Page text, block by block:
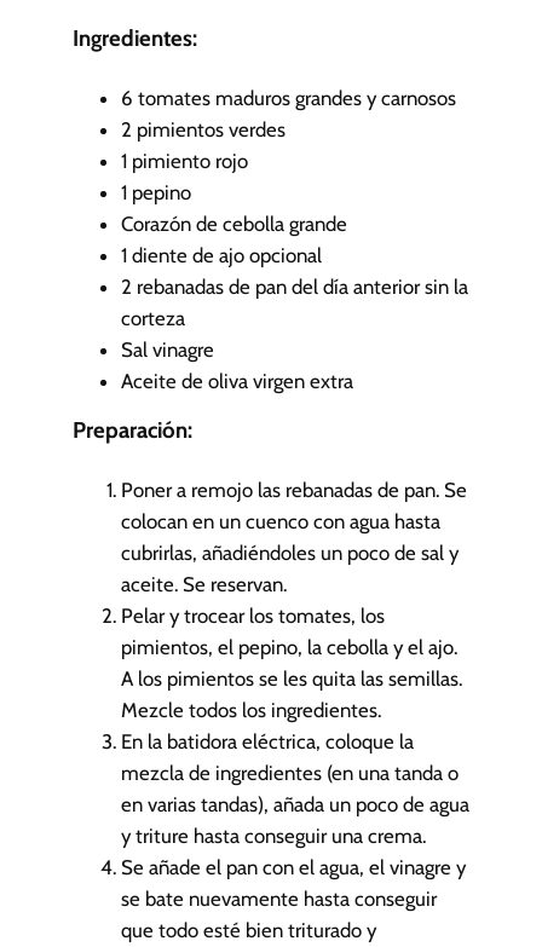
Ingredientes:
6 tomates maduros grandes y carnosos
2 pimientos verdes
1 pimiento rojo
1 pepino
Corazón de cebolla grande
1 diente de ajo opcional
2 rebanadas de pan del día anterior sin la
corteza
Sal vinagre
Aceite de oliva virgen extra
Preparación:
Poner a remojo las rebanadas de pan. Se
colocan en un cuenco con agua hasta
cubrirlas, añadiéndoles un poco de sal y
aceite. Se reservan.
Pelar y trocear los tomates, los
pimientos, el pepino, la cebolla y el ajo.
A los pimientos se les quita las semillas.
Mezcle todos los ingredientes.
En la batidora eléctrica, coloque la
mezcla de ingredientes (en una tanda o
en varias tandas), añada un poco de agua
y triture hasta conseguir una crema.
Se añade el pan con el agua, el vinagre y
se bate nuevamente hasta conseguir
que todo esté bien triturado y